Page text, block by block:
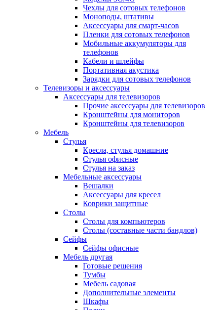
Чехлы для сотовых телефонов
Моноподы, штативы
Аксессуары для смарт-часов
Пленки для сотовых телефонов
Мобильные аккумуляторы для
телефонов
Кабели и шлейфы
Портативная акустика
Зарядки для сотовых телефонов
Телевизоры и аксессуары
Аксессуары для телевизоров
Прочие аксессуары для телевизоров
Кронштейны для мониторов
Кронштейны для телевизоров
Мебель
Стулья
Кресла, стулья домашние
Стулья офисные
Стулья на заказ
Мебельные аксессуары
Вешалки
Аксессуары для кресел
Коврики защитные
Столы
Столы для компьютеров
Столы (составные части бандлов)
Сейфы
Сейфы офисные
Мебель другая
Готовые решения
Тумбы
Мебель садовая
Дополнительные элементы
Шкафы